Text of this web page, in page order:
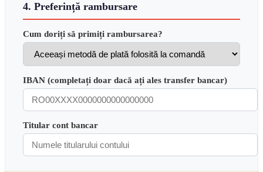
4. Preferință rambursare
Cum doriți să primiți rambursarea?
IBAN (completați doar dacă ați ales transfer bancar)
Titular cont bancar